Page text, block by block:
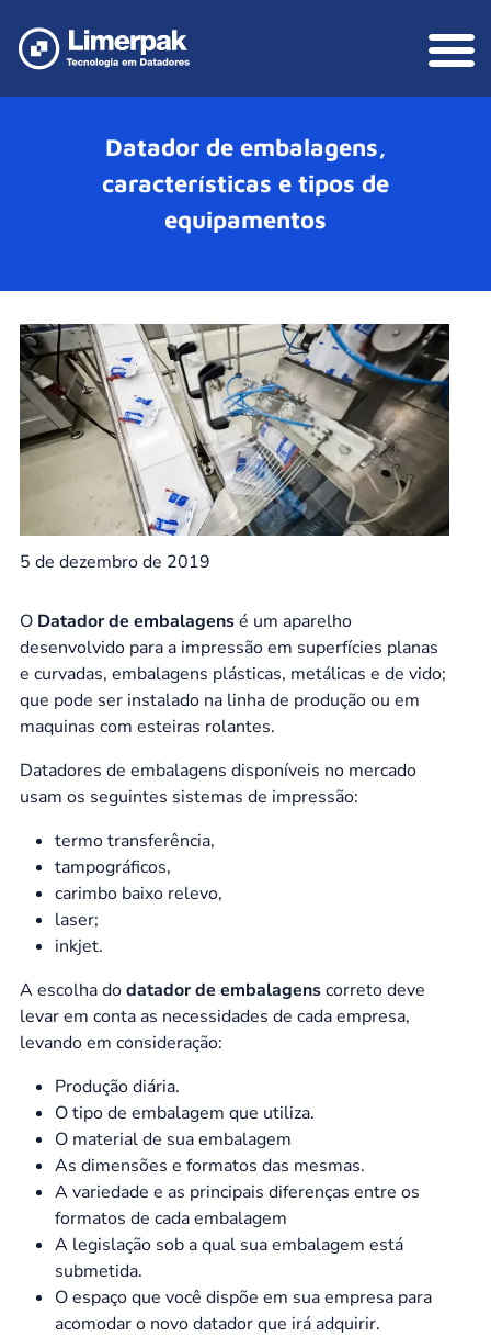
Datador de embalagens,
características e tipos de
equipamentos
5 de dezembro de 2019
O Datador de embalagensé um aparelho
desenvolvido para a impressão em superfícies planas
e curvadas, embalagens plásticas, metálicas e de vido;
que pode ser instalado na linha de produção ou em
maquinas com esteiras rolantes.
Datadores de embalagens disponíveis no mercado
usam os seguintes sistemas de impressão:
termo transferência,
tampográficos,
carimbo baixo relevo,
laser;
inkjet.
A escolha dodatador de embalagenscorreto deve
levar em conta as necessidades de cada empresa,
levando em consideração:
Produção diária.
O tipo de embalagem que utiliza.
O material de sua embalagem
As dimensões e formatos das mesmas.
A variedade e as principais diferenças entre os
formatos de cada embalagem
A legislação sob a qual sua embalagem está
submetida.
O espaço que você dispõe em sua empresa para
acomodar o novo datador que irá adquirir.